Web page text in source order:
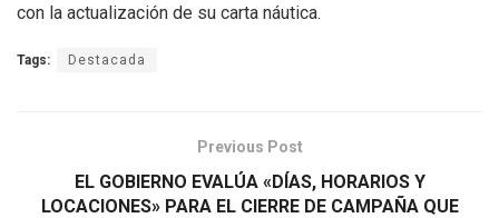
con la actualización de su carta náutica.
Tags: Destacada
Previous Post
EL GOBIERNO EVALÚA «DÍAS, HORARIOS Y
LOCACIONES» PARA EL CIERRE DE CAMPAÑA QUE